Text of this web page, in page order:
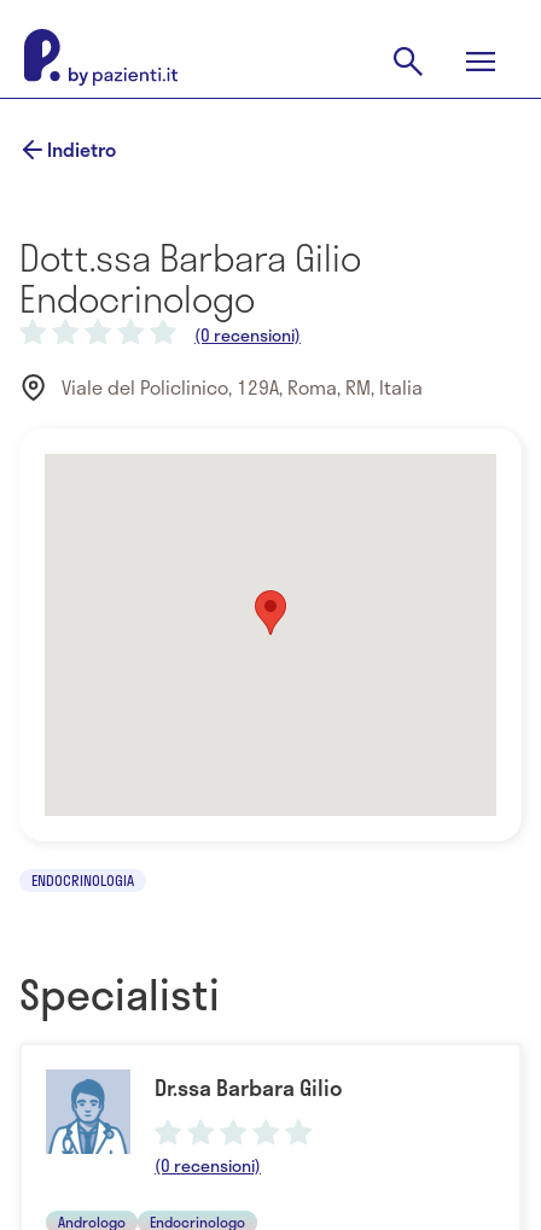
Indietro
Dott.ssa Barbara Gilio
Endocrinologo
(0 recensioni)
Viale del Policlinico, 129A, Roma, RM, Italia
ENDOCRINOLOGIA
Specialisti
Dr.ssa Barbara Gilio
(0 recensioni)
Andrologo Endocrinologo